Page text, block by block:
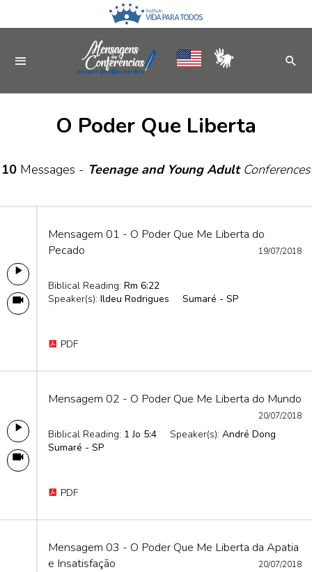
O Poder Que Liberta
10 Messages - Teenage and Young AdultConferences
Mensagem 01 - O Poder Que Me Liberta do
Pecado
19/07/2018
Biblical Reading: Rm 6:22
Speaker(s): Ildeu Rodrigues Sumaré - SP
PDF
Mensagem 02 - O Poder Que Me Liberta do Mundo
20/07/2018
Biblical Reading: 1 Jo 5:4 Speaker(s): André Dong
Sumaré - SP
PDF
Mensagem 03 - O Poder Que Me Liberta da Apatia
e Insatisfação
20/07/2018